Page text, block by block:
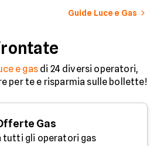
numerosi i fattori
influenzano questo
Guide Luce e Gas
e gasdi 24 diversi operatori,
per te e risparmia sulle bollette!
Gas
tutti gli operatori gas